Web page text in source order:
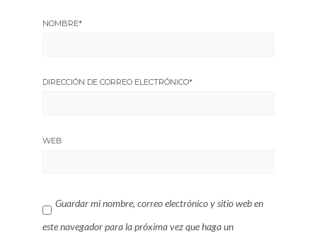
NOMBRE*
DIRECCIÓN DE CORREO ELECTRÓNICO*
WEB
Guardar mi nombre, correo electrónico y sitio web en
este navegador para la próxima vez que haga un